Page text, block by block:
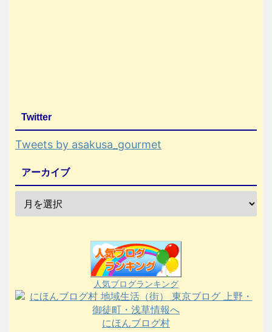
Twitter
Tweets by asakusa_gourmet
アーカイブ
人気ブログランキング
にほんブログ村